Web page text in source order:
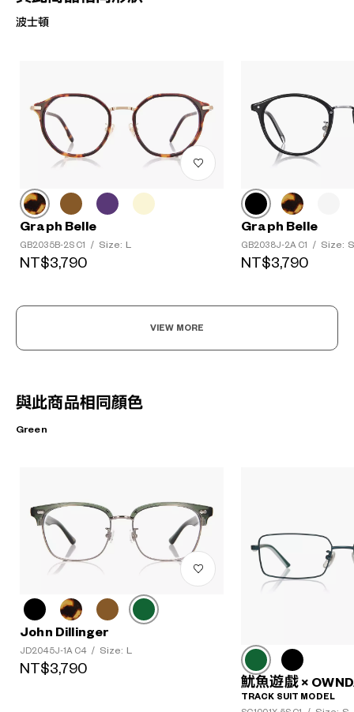
波士頓
Graph Belle
GB2035B-2S C1 / Size: L
NT$3,790
Graph Belle
GB2038J-2A C1 / Size: S
NT$3,790
VIEW MORE
與此商品相同顏色
Green
John Dillinger
JD2045J-1A C4 / Size: L
NT$3,790
魷魚遊戲 ×
TRACK SUIT MODEL